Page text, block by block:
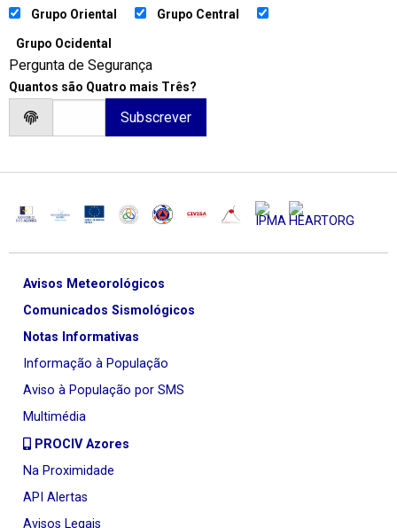
Grupo Oriental Grupo Central
Grupo Ocidental
Pergunta de Segurança
Quantos são Quatro mais Três?
Avisos Meteorológicos
Comunicados Sismológicos
Notas Informativas
Informação à População
Aviso à População por SMS
Multimédia
PROCIV Azores
Na Proximidade
API Alertas
Avisos Legais